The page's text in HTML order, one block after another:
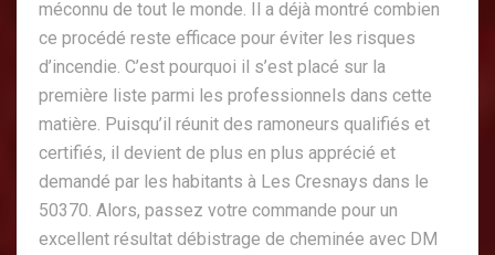
méconnu de tout le monde. Il a déjà montré combien
ce procédé reste efficace pour éviter les risques
d’incendie. C’est pourquoi il s’est placé sur la
première liste parmi les professionnels dans cette
matière. Puisqu’il réunit des ramoneurs qualifiés et
certifiés, il devient de plus en plus apprécié et
demandé par les habitants à Les Cresnays dans le
50370. Alors, passez votre commande pour un
excellent résultat débistrage de cheminée avec DM